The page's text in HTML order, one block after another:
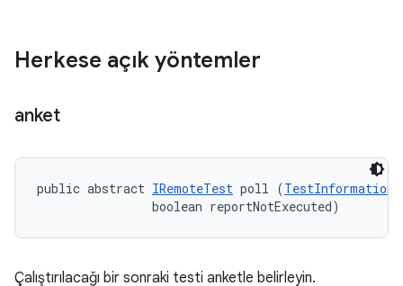
Herkese açık yöntemler
anket
public abstract IRemoteTest poll (TestInformation
                boolean reportNotExecuted)
Çalıştırılacağı bir sonraki testi anketle belirleyin.